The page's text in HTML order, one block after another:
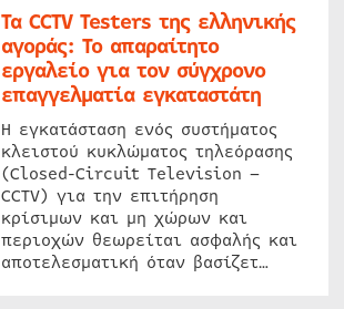
Τα CCTV Testers της ελληνικής
αγοράς: Το απαραίτητο
εργαλείο για τον σύγχρονο
επαγγελματία εγκαταστάτη
Η εγκατάσταση ενός συστήματος
κλειστού κυκλώματος τηλεόρασης
(Closed-Circuit Television –
CCTV) για την επιτήρηση
κρίσιμων και μη χώρων και
περιοχών θεωρείται ασφαλής και
αποτελεσματική όταν βασίζετ…